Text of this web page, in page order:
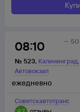
08:10
№ 523, Калининград,
Автовокзал
50
Советскавтотранc
ежедневно